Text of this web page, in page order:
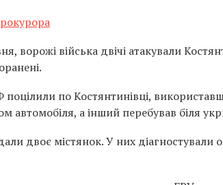
ворожі війська двічі атакували
поцілили по Костянтинівці,
автомобіля, а інший перебував біля
двоє містянок. У них діагностували